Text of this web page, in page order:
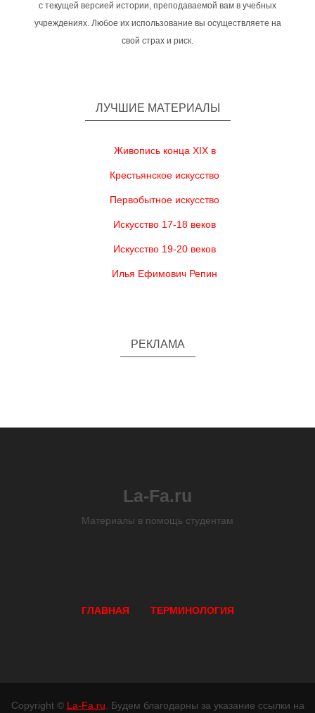
с текущей версией истории, преподаваемой вам в учебных
учреждениях. Любое их использование вы осуществляете на
свой страх и риск.
ЛУЧШИЕ МАТЕРИАЛЫ
Живопись конца XIX в
Крестьянское искусство
Первобытное искусство
Искусство 17-18 веков
Искусство 19-20 веков
Илья Ефимович Репин
РЕКЛАМА
La-Fa.ru
Материалы в помощь студентам
ГЛАВНАЯ ТЕРМИНОЛОГИЯ
Copyright © La-Fa.ru . Будем благодарны за указание ссылки на